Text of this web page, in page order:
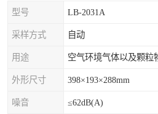
型号 LB-2031A
采样方式 自动
用途 空气环境气体以及颗粒
外形尺寸 398×193×288mm
噪音 ≤62dB(A)